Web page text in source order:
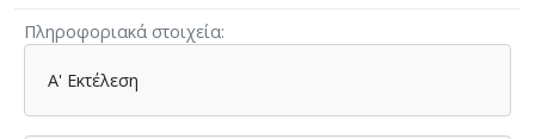
Πληροφοριακά στοιχεία
Α' Εκτέλεση